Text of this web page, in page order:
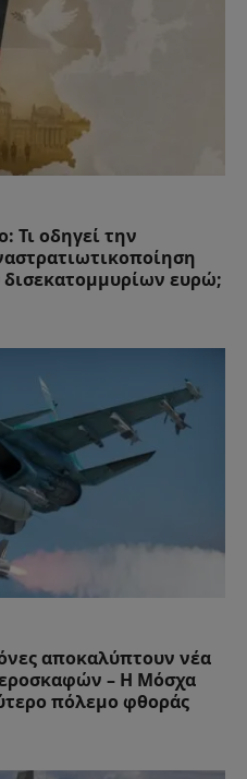
Τι οδηγεί την
δισεκατομμυρίων ευρώ;
αποκαλύπτουν νέα
– Η Μόσχα
πόλεμο φθοράς